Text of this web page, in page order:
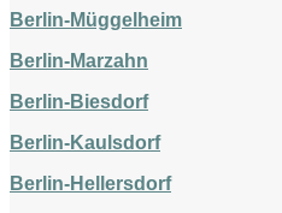
Berlin-Müggelheim
Berlin-Marzahn
Berlin-Biesdorf
Berlin-Kaulsdorf
Berlin-Hellersdorf